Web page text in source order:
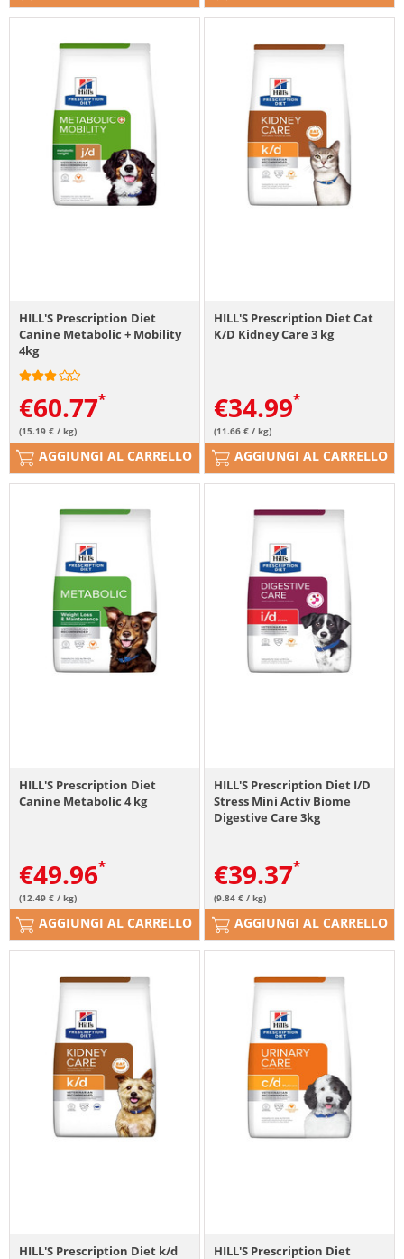
HILL'S Prescription Diet
Canine Metabolic + Mobility
4kg
€60.77
(15.19 € / kg)
AGGIUNGI AL CARRELLO
HILL'S Prescription Diet Cat
K/D Kidney Care 3 kg
€34.99
(11.66 € / kg)
AGGIUNGI AL CARRELLO
HILL'S Prescription Diet
Canine Metabolic 4 kg
€49.96
(12.49 € / kg)
AGGIUNGI AL CARRELLO
HILL'S Prescription Diet I/D
Stress Mini Activ Biome
Digestive Care 3kg
€39.37
(9.84 € / kg)
AGGIUNGI AL CARRELLO
HILL'S Prescription Diet k/d
HILL'S Prescription Diet